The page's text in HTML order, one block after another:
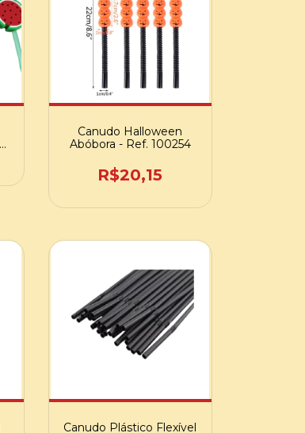
Canudo Halloween
Abóbora - Ref. 100254
R$20,15
Canudo Plástico Flexível